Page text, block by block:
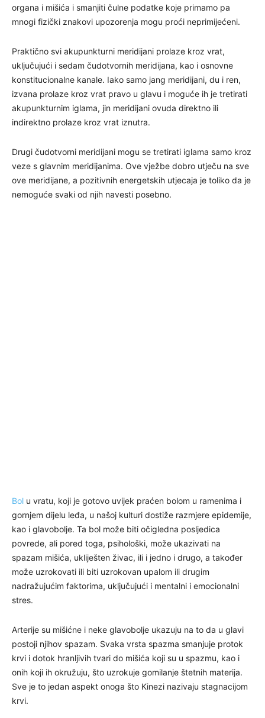
organa i mišića i smanjiti čulne podatke koje primamo pa
mnogi fizički znakovi upozorenja mogu proći neprimijećeni.
Praktično svi akupunkturni meridijani prolaze kroz vrat,
uključujući i sedam čudotvornih meridijana, kao i osnovne
konstitucionalne kanale. Iako samo jang meridijani, du i ren,
izvana prolaze kroz vrat pravo u glavu i moguće ih je tretirati
akupunkturnim iglama, jin meridijani ovuda direktno ili
indirektno prolaze kroz vrat iznutra.
Drugi čudotvorni meridijani mogu se tretirati iglama samo kroz
veze s glavnim meridijanima. Ove vježbe dobro utječu na sve
ove meridijane, a pozitivnih energetskih utjecaja je toliko da je
nemoguće svaki od njih navesti posebno.
Bol u vratu, koji je gotovo uvijek praćen bolom u ramenima i
gornjem dijelu leđa, u našoj kulturi dostiže razmjere epidemije,
kao i glavobolje. Ta bol može biti očigledna posljedica
povrede, ali pored toga, psihološki, može ukazivati na
spazam mišića, ukliješten živac, ili i jedno i drugo, a također
može uzrokovati ili biti uzrokovan upalom ili drugim
nadražujućim faktorima, uključujući i mentalni i emocionalni
stres.
Arterije su mišićne i neke glavobolje ukazuju na to da u glavi
postoji njihov spazam. Svaka vrsta spazma smanjuje protok
krvi i dotok hranljivih tvari do mišića koji su u spazmu, kao i
onih koji ih okružuju, što uzrokuje gomilanje štetnih materija.
Sve je to jedan aspekt onoga što Kinezi nazivaju stagnacijom
krvi.